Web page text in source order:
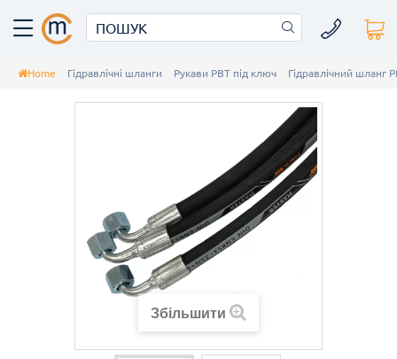
Home Гідравлічні шланги Рукави РВТ під ключ Гідравлічний шланг
Збільшити